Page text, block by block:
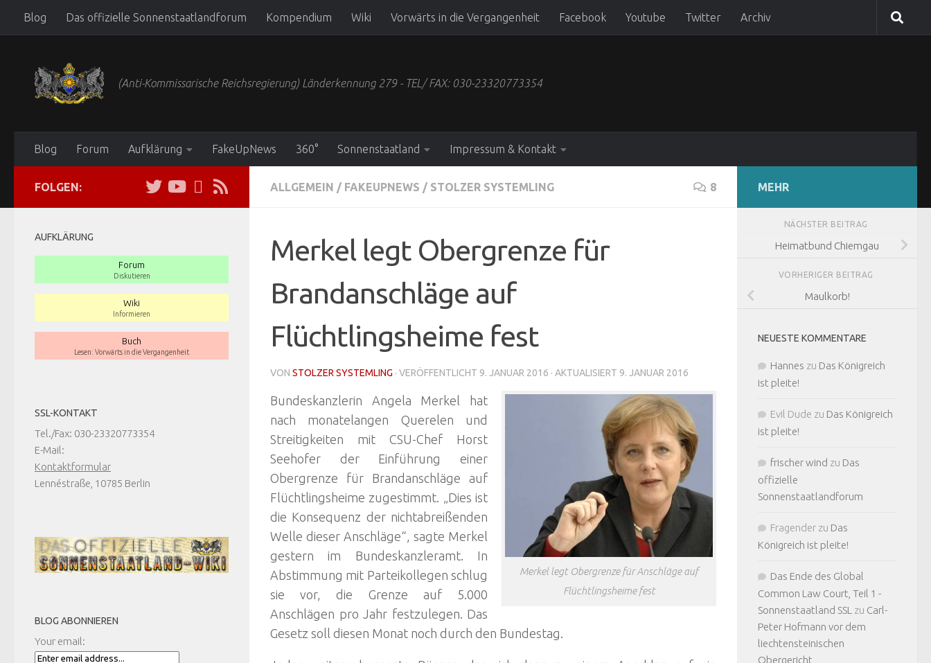
Zum Inhalt springen
Blog Das offizielle Sonnenstaatlandforum Kompendium Wiki Vorwärts in die Vergangenheit Facebook Youtube Twitter Archiv
(Anti-Kommissarische Reichsregierung) Länderkennung 279 - TEL/ FAX: 030-23320773354
Blog Forum Aufklärung FakeUpNews 360° Sonnenstaatland Impressum & Kontakt
ALLGEMEIN / FAKEUPNEWS / STOLZER SYSTEMLING 8
Merkel legt Obergrenze für
Brandanschläge auf
Flüchtlingsheime fest
VON STOLZER SYSTEMLING · VERÖFFENTLICHT 9. JANUAR 2016 · AKTUALISIERT 9. JANUAR 2016
Merkel legt Obergrenze für Anschläge auf
Flüchtlingsheime fest
Bundeskanzlerin Angela Merkel hat
nach monatelangen Querelen und
Streitigkeiten mit CSU-Chef Horst
Seehofer der Einführung einer
Obergrenze für Brandanschläge auf
Flüchtlingsheime zugestimmt. „Dies ist
die Konsequenz der nichtabreißenden
Welle dieser Anschläge“, sagte Merkel
gestern im Bundeskanzleramt. In
Abstimmung mit Parteikollegen schlug
sie vor, die Grenze auf 5.000
Anschlägen pro Jahr festzulegen. Das
Gesetz soll diesen Monat noch durch den Bundestag.
FOLGEN:
AUFKLÄRUNG
Forum
Diskutieren
Wiki
Informieren
Buch
Lesen: Vorwärts in die Vergangenheit
SSL-KONTAKT
Tel./Fax: 030-23320773354
E-Mail:
Kontaktformular
Lennéstraße, 10785 Berlin
BLOG ABONNIEREN
Your email:
MEHR
NÄCHSTER BEITRAG
Heimatbund Chiemgau
VORHERIGER BEITRAG
Maulkorb!
NEUESTE KOMMENTARE
Hannes zu Das Königreich
ist pleite!
Evil Dude zu Das Königreich
ist pleite!
frischer wind zu Das
offizielle
Sonnenstaatlandforum
Fragender zu Das
Königreich ist pleite!
Das Ende des Global
Common Law Court, Teil 1 -
Sonnenstaatland SSL zu Carl-
Peter Hofmann vor dem
liechtensteinischen
Obergericht